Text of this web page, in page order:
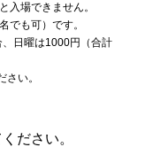
入場できません。
でも可）です。
日曜は1000円（合計
い。
ださい。